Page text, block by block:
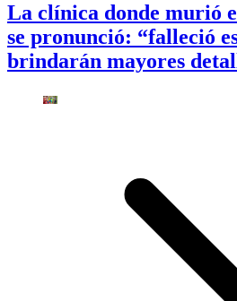
La clínica donde murió
se pronunció: “falleció
brindarán mayores